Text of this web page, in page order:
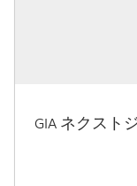
GIA ネクスト